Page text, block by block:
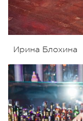
Ирина Блохина